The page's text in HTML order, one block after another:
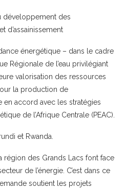
développement des
d’assainissement
énergétique – dans le cadre
Régionale de l’eau privilégiant
valorisation des ressources
la production de
en accord avec les stratégies
de l’Afrique Centrale (PEAC).
et Rwanda.
région des Grands Lacs font face
de l’énergie. C’est dans ce
soutient les projets